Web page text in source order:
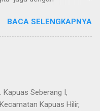
Dra. Hernawaty, M.Kes.
pada komentar.
- Jerman sedang
BACA SELENGKAPNYA
Seberang I,
Kapuas Hilir,